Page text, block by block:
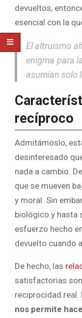
devueltos,
esencial con la
El altruismo
enigma para
asumían solo
recíproco
Admitámoslo,
desinteresado
nada a cambio.
que se mueven
y moral. Sin
biológico y hasta
esfuerzo hecho
devuelto cuando
De hecho, las
satisfactorias
reciprocidad real.
nos permite